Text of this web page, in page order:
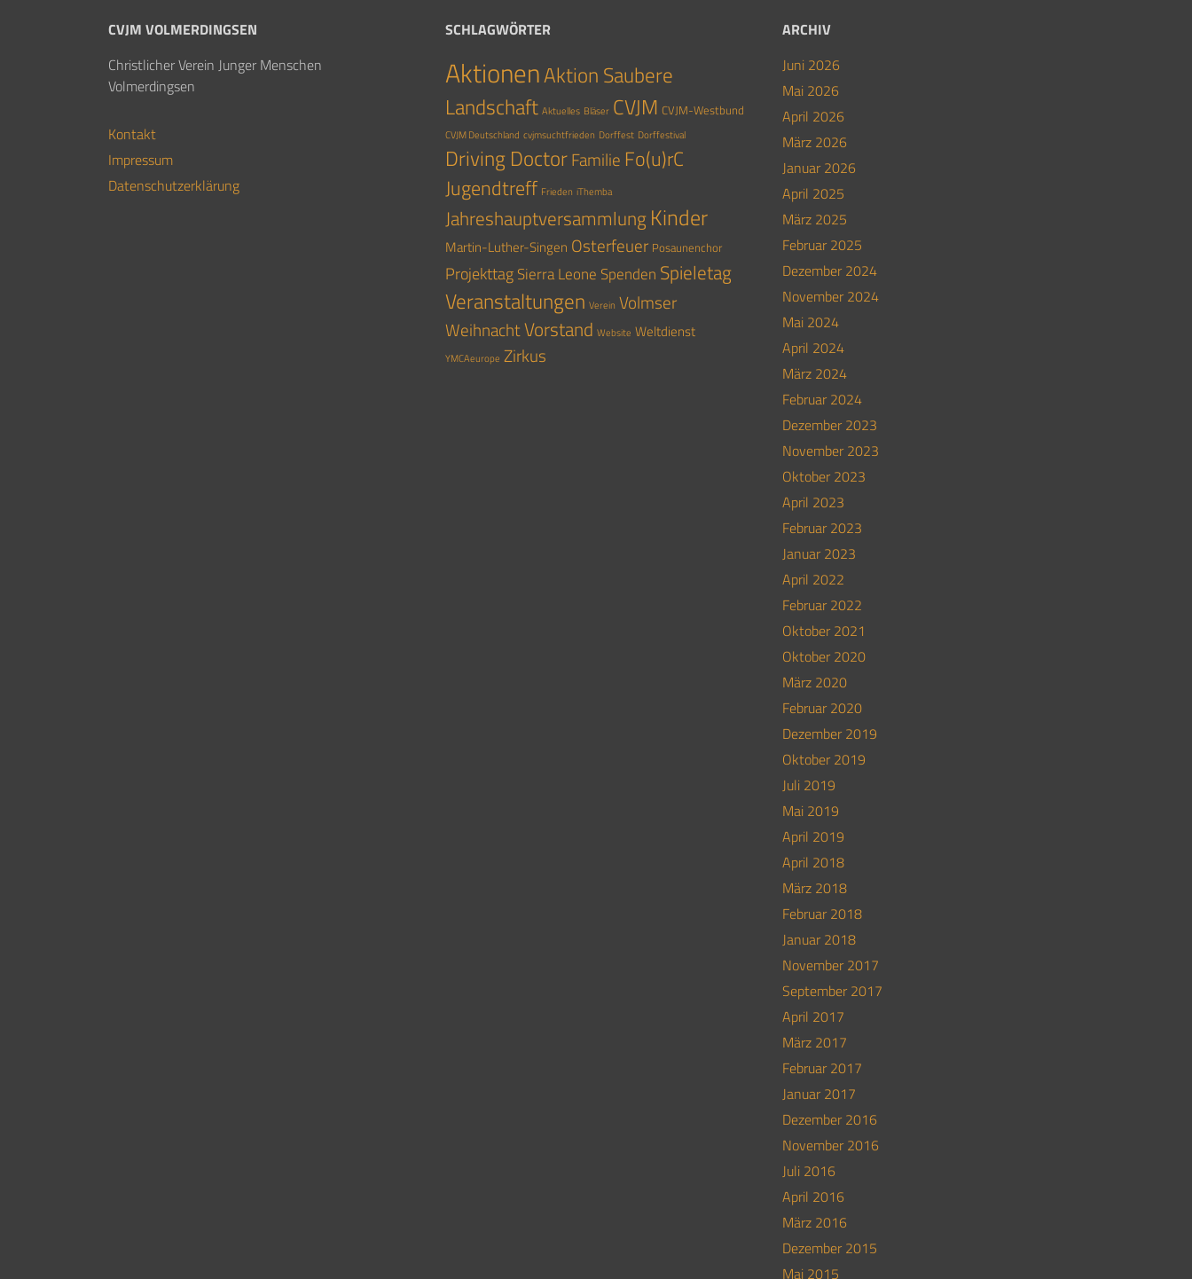
CVJM VOLMERDINGSEN
Christlicher Verein Junger Menschen
Volmerdingsen
Kontakt
Impressum
Datenschutzerklärung
SCHLAGWÖRTER
AktionenAktion Saubere
Landschaft Aktuelles Bläser CVJM CVJM-Westbund
CVJM Deutschland cvjmsuchtfrieden Dorffest Dorffestival
Driving DoctorFamilie Fo(u)rC
Jugendtreff Frieden iThemba
JahreshauptversammlungKinder
Martin-Luther-Singen Osterfeuer Posaunenchor
Projekttag Sierra Leone Spenden Spieletag
Veranstaltungen Verein Volmser
WeihnachtVorstand Website Weltdienst
YMCAeurope Zirkus
ARCHIV
Juni 2026
Mai 2026
April 2026
März 2026
Januar 2026
April 2025
März 2025
Februar 2025
Dezember 2024
November 2024
Mai 2024
April 2024
März 2024
Februar 2024
Dezember 2023
November 2023
Oktober 2023
April 2023
Februar 2023
Januar 2023
April 2022
Februar 2022
Oktober 2021
Oktober 2020
März 2020
Februar 2020
Dezember 2019
Oktober 2019
Juli 2019
Mai 2019
April 2019
April 2018
März 2018
Februar 2018
Januar 2018
November 2017
September 2017
April 2017
März 2017
Februar 2017
Januar 2017
Dezember 2016
November 2016
Juli 2016
April 2016
März 2016
Dezember 2015
Mai 2015